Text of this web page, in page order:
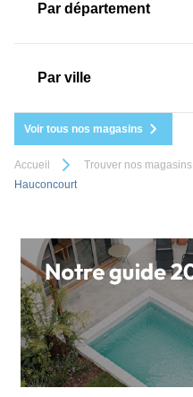
Par département
Par ville
Voir tous nos magasins
Accueil Trouver nos magasins
Hauconcourt